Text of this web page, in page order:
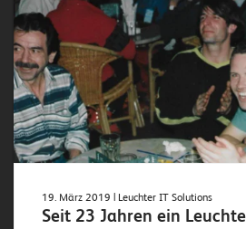
19. März 2019 | Leuchter IT Solutions
Seit 23 Jahren ein